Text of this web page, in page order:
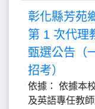
彰化縣芳苑
第 1 次代理
甄選公告（
招考）
依據： 依據本
及英語專任教